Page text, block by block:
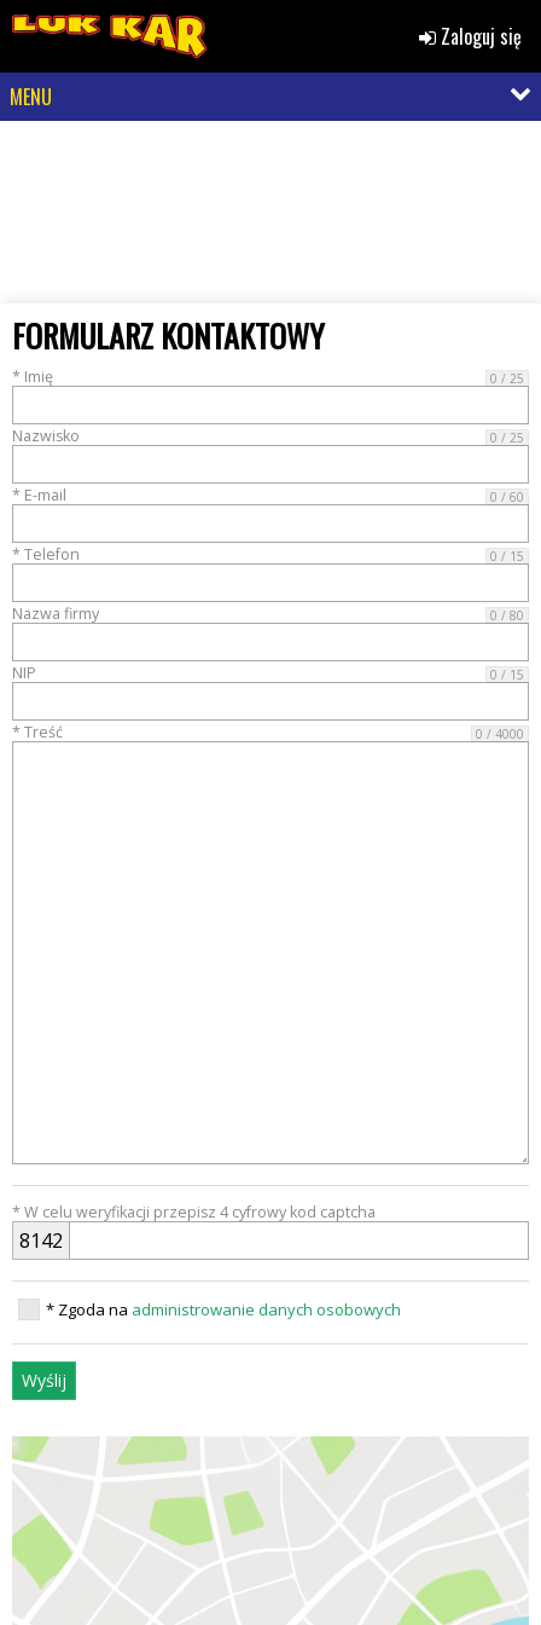
Zaloguj się
MENU
FORMULARZ KONTAKTOWY
* Imię 0 / 25
Nazwisko 0 / 25
* E-mail 0 / 60
* Telefon 0 / 15
Nazwa firmy 0 / 80
NIP 0 / 15
* Treść 0 / 4000
* W celu weryfikacji przepisz 4 cyfrowy kod captcha
8142
* Zgoda na administrowanie danych osobowych
Wyślij